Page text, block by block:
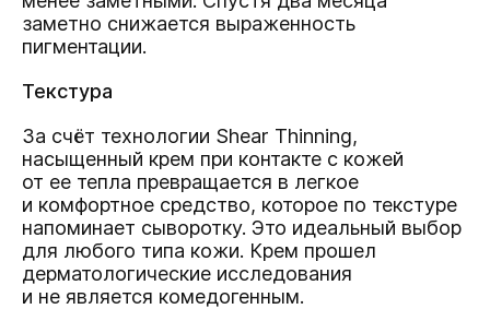
заметно снижается выраженность
пигментации.
Текстура
За счёт технологии Shear Thinning,
насыщенный крем при контакте с кожей
от ее тепла превращается в легкое
и комфортное средство, которое по текстуре
напоминает сыворотку. Это идеальный выбор
для любого типа кожи. Крем прошел
дерматологические исследования
и не является комедогенным.